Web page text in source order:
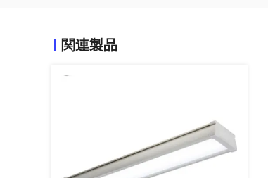
関連製品